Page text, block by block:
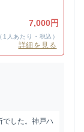
7,000円
（1人あたり・税込）
詳細を見る
でした。神戸ハ